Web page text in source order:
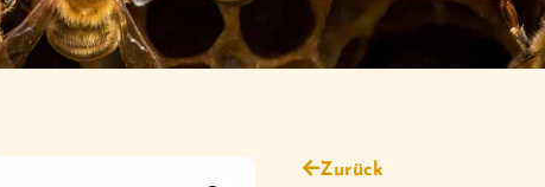
Zurück